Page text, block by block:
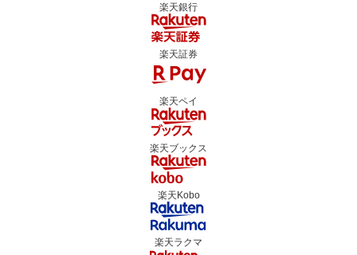
楽天銀行
楽天証券
楽天ペイ
楽天ブックス
楽天Kobo
楽天ラクマ